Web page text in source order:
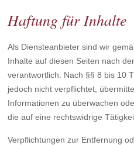
Haftung für Inhalte
Als Diensteanbieter sind wir
Inhalte auf diesen Seiten nach
verantwortlich. Nach §§ 8 bis 10
jedoch nicht verpflichtet,
Informationen zu überwachen
die auf eine rechtswidrige
Verpflichtungen zur Entfernung